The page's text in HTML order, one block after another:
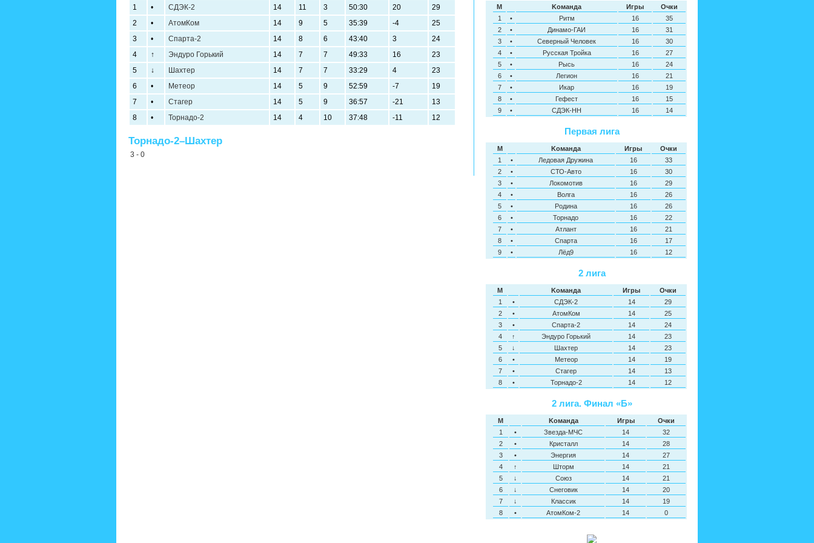
1 • СДЭК-2 14 11 3 50:30 20
29
2
• АтомКом 14 9 5 35:39 -4
25
3
• Спарта-2 14 8 6 43:40 3
24
4
↑ Эндуро Горький 14 7 7 49:33 16
23
5
↓ Шахтер 14 7 7 33:29 4
23
6
• Метеор 14 5 9 52:59 -7
19
7
• Стагер 14 5 9 36:57 -21
13
8
• Торнадо-2 14 4 10 37:48 -11 12
Торнадо-2–Шахтер
3 - 0
M Kоманда Игры
Oчки
1
• Ритм 16
35
2
• Динамо-ГАИ 16
31
3
• Северный Человек 16
30
4
• Русская Тройка 16
27
5
• Рысь 16
24
6
• Легион 16
21
7
• Икар 16
19
8
• Гефест 16
15
9
• СДЭК-НН 16 14
Первая лига
M Kоманда Игры
Oчки
1
• Ледовая Дружина 16
33
2
• СТО-Авто 16
30
3
• Локомотив 16
29
4
• Волга 16
26
5
• Родина 16
26
6
• Торнадо 16
22
7
• Атлант 16
21
8
• Спарта 16
17
9
• Лёд9 16 12
2 лига
M Kоманда Игры
Oчки
1
• СДЭК-2 14
29
2
• АтомКом 14
25
3
• Спарта-2 14
24
4
↑ Эндуро Горький 14
23
5
↓ Шахтер 14
23
6
• Метеор 14
19
7
• Стагер 14
13
8
• Торнадо-2 14 12
2 лига. Финал «Б»
M Kоманда Игры
Oчки
1
• Звезда-МЧС 14
32
2
• Кристалл 14
28
3
• Энергия 14
27
4
↑ Шторм 14
21
5
↓ Союз 14
21
6
↓ Снеговик 14
20
7
↓ Классик 14
19
8
• АтомКом-2 14 0